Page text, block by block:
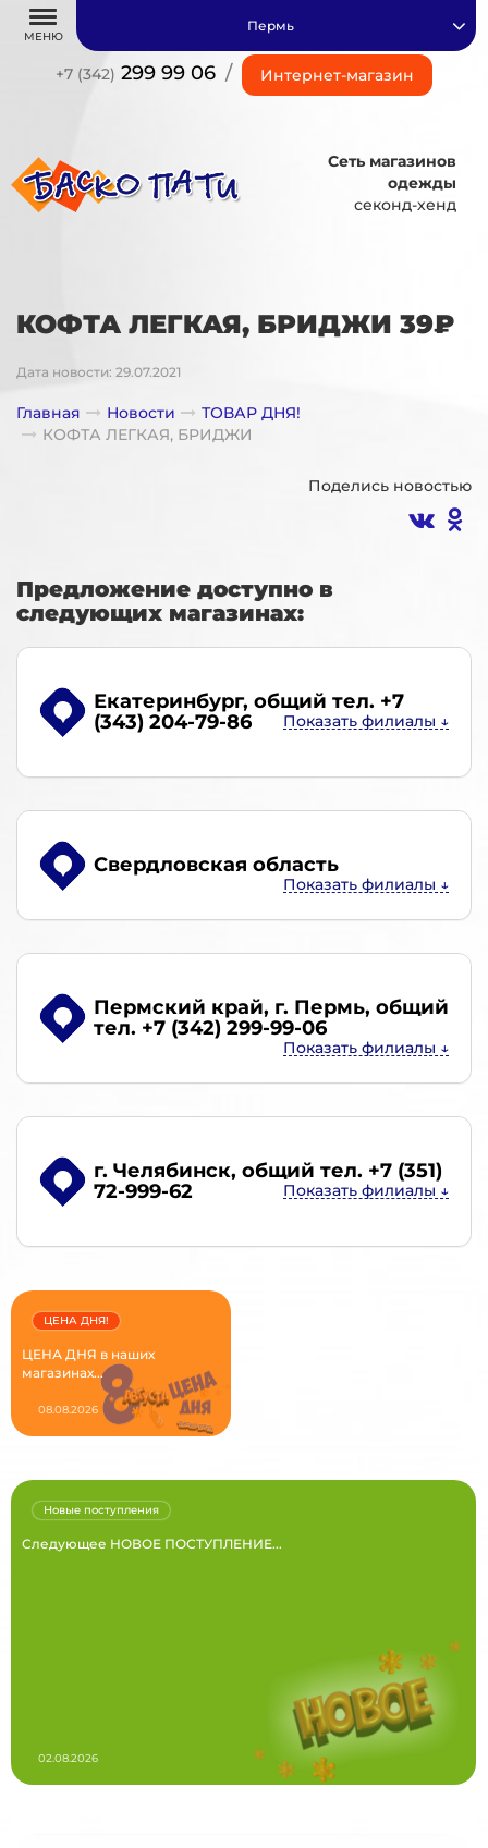
МЕНЮ
+7 (342) 299 99 06 / Интернет-магазин
Пермь
Сеть магазинов
одежды
секонд-хенд
КОФТА ЛЕГКАЯ, БРИДЖИ 39₽
Дата новости: 29.07.2021
Главная Новости
ТОВАР ДНЯ!
КОФТА ЛЕГКАЯ, БРИДЖИ
Поделись новостью
Предложение доступно в
следующих магазинах:
Екатеринбург, общий тел. +7
(343) 204-79-86
Свердловская область
Пермский край, г. Пермь, общий
тел. +7 (342) 299-99-06
г. Челябинск, общий тел. +7 (351)
72-999-62
ЦЕНА ДНЯ в наших
магазинах...
ЦЕНА ДНЯ!
08.08.2026
Следующее НОВОЕ ПОСТУПЛЕНИЕ...
Новые поступления
02.08.2026